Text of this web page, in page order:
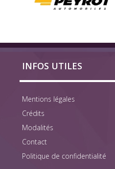
INFOS UTILES
Mentions légales
Crédits
Modalités
Contact
Politique de confidentialité